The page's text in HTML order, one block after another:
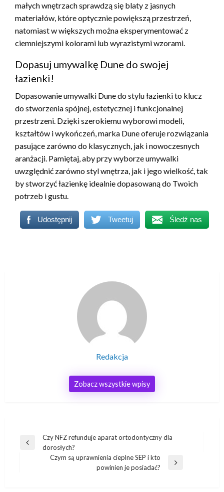
małych wnętrzach sprawdzą się blaty z jasnych
materiałów, które optycznie powiększą przestrzeń,
natomiast w większych można eksperymentować z
ciemniejszymi kolorami lub wyrazistymi wzorami.
Dopasuj umywalkę Dune do swojej
łazienki!
Dopasowanie umywalki Dune do stylu łazienki to klucz
do stworzenia spójnej, estetycznej i funkcjonalnej
przestrzeni. Dzięki szerokiemu wyborowi modeli,
kształtów i wykończeń, marka Dune oferuje rozwiązania
pasujące zarówno do klasycznych, jak i nowoczesnych
aranżacji. Pamiętaj, aby przy wyborze umywalki
uwzględnić zarówno styl wnętrza, jak i jego wielkość, tak
by stworzyć łazienkę idealnie dopasowaną do Twoich
potrzeb i gustu.
Udostępnij Tweetuj Śledź nas
Redakcja
Zobacz wszystkie wpisy
Nawigacja
wpisu
Poprzedni
Czy NFZ refunduje aparat ortodontyczny dla
dorosłych?
Czym są uprawnienia cieplne SEP i kto
powinien je posiadać?